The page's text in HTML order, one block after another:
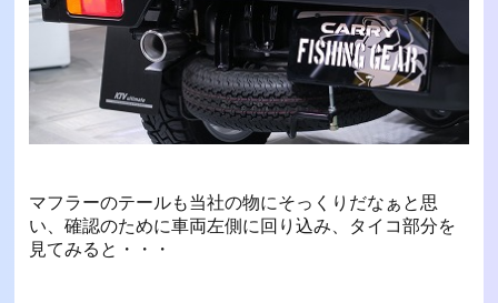
マフラーのテールも当社の物にそっくりだなぁと思
い、確認のために車両左側に回り込み、タイコ部分を
見てみると・・・